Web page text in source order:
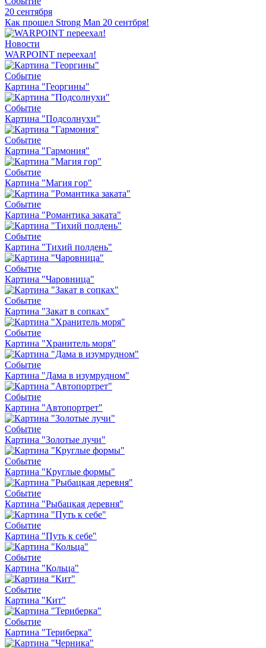
20 сентября
Как прошел Strong Man 20 сентбря!
Новости
WARPOINT переехал!
Событие
Картина "Георгины"
Событие
Картина "Подсолнухи"
Событие
Картина "Гармония"
Событие
Картина "Магия гор"
Событие
Картина "Романтика заката"
Событие
Картина "Тихий полдень"
Событие
Картина "Чаровница"
Событие
Картина "Закат в сопках"
Событие
Картина "Хранитель моря"
Событие
Картина "Дама в изумрудном"
Событие
Картина "Автопортрет"
Событие
Картина "Золотые лучи"
Событие
Картина "Круглые формы"
Событие
Картина "Рыбацкая деревня"
Событие
Картина "Путь к себе"
Событие
Картина "Кольца"
Событие
Картина "Кит"
Событие
Картина "Териберка"